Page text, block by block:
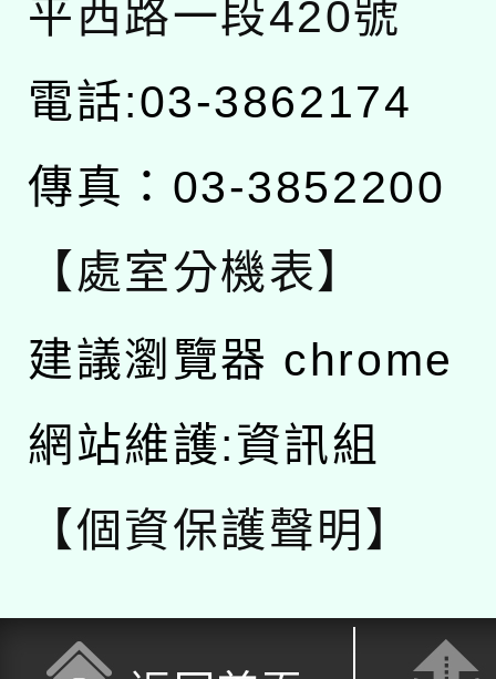
平西路一段420號
電話:03-3862174
傳真：03-3852200
【處室分機表】
建議瀏覽器 chrome
網站維護:資訊組
【個資保護聲明】